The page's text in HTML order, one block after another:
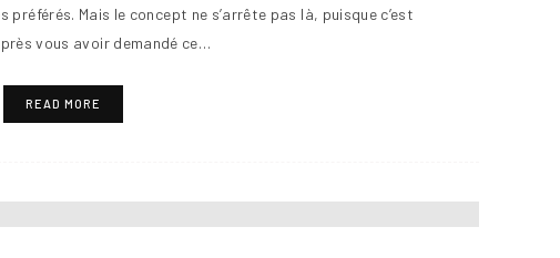
Mais le concept ne s’arrête pas là, puisque c’est
vous avoir demandé ce…
READ MORE